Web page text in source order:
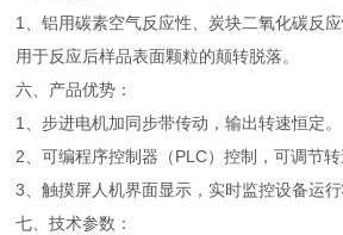
1、铝用碳素空气反应性、炭块二氧化碳反
用于反应后样品表面颗粒的颠转脱落。
六、产品优势：
1、步进电机加同步带传动，输出转速恒定。
2、可编程序控制器（PLC）控制，可调节转
3、触摸屏人机界面显示，实时监控设备运行
七、技术参数：